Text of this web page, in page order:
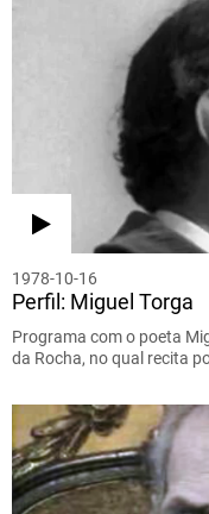
1978-10-16
Perfil: Miguel Torga
Programa com o poeta
da Rocha, no qual recita